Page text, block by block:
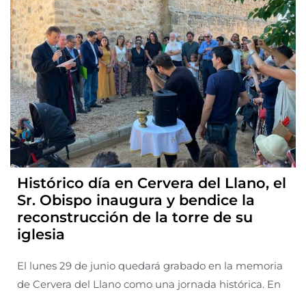
Histórico día en Cervera del Llano, el
Sr. Obispo inaugura y bendice la
reconstrucción de la torre de su
iglesia
El lunes 29 de junio quedará grabado en la memoria
de Cervera del Llano como una jornada histórica. En